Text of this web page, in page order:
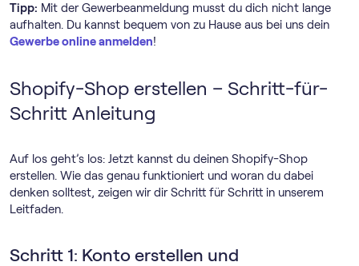
Tipp: Mit der Gewerbeanmeldung musst du dich nicht lange
aufhalten. Du kannst bequem von zu Hause aus bei uns dein
Gewerbe online anmelden!
Shopify-Shop erstellen – Schritt-für-
Schritt Anleitung
Auf los geht’s los: Jetzt kannst du deinen Shopify-Shop
erstellen. Wie das genau funktioniert und woran du dabei
denken solltest, zeigen wir dir Schritt für Schritt in unserem
Leitfaden.
Schritt 1: Konto erstellen und